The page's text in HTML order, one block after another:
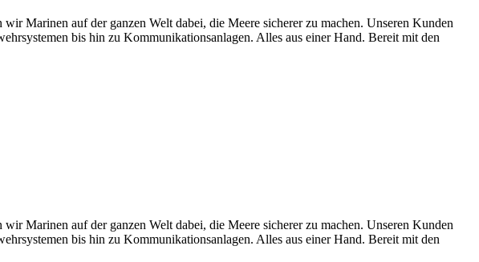
Marinen auf der ganzen Welt dabei, die Meere sicherer zu machen. Unseren Kunden
bis hin zu Kommunikationsanlagen. Alles aus einer Hand. Bereit mit den
Marinen auf der ganzen Welt dabei, die Meere sicherer zu machen. Unseren Kunden
bis hin zu Kommunikationsanlagen. Alles aus einer Hand. Bereit mit den